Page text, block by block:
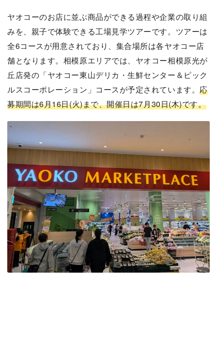
ヤオコーのお店に並ぶ商品ができる過程や企業の取り組
みを、親子で体験できる工場見学ツアーです。ツアーは
全6コースが用意されており、集合場所は各ヤオコー店
舗となります。相模原エリアでは、ヤオコー相模原光が
丘店発の「ヤオコー東山デリカ・生鮮センター＆ピック
ルスコーポレーション」コースが予定されています。応
募期間は6月16日(火)まで、開催日は7月30日(木)です。